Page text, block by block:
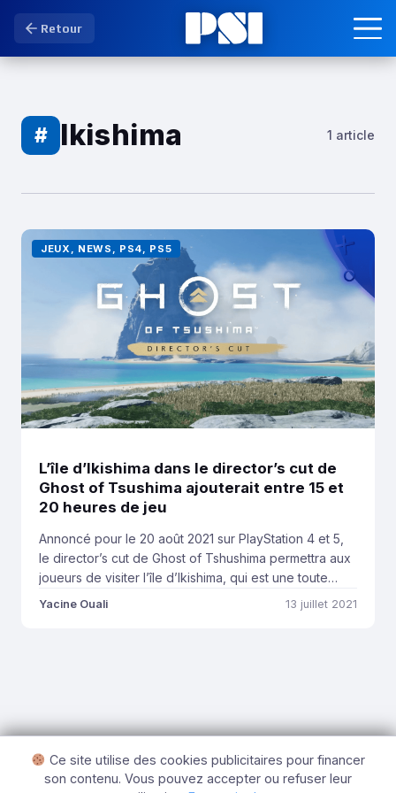
Retour
# Ikishima 1 article
JEUX, NEWS, PS4, PS5
L’île d’Ikishima dans le director’s cut de
Ghost of Tsushima ajouterait entre 15 et
20 heures de jeu
Annoncé pour le 20 août 2021 sur PlayStation 4 et 5,
le director’s cut de Ghost of Tshushima permettra aux
joueurs de visiter l’île d’Ikishima, qui est une toute
nouvelle zone du jeu. Selon l’un des testeurs qualité
Yacine Ouali 13 juillet 2021
Ce site utilise des cookies publicitaires pour financer
son contenu. Vous pouvez accepter ou refuser leur